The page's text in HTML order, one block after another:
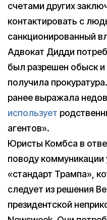
счетами других
контактировать с
санкционированный
Адвокат Дидди
был разрешен обыск
получила
ранее выражала
использует
агентов».
Юристы Комбса в
поводу коммуникации
«стандарт Трампа»,
следует из решения
президентской